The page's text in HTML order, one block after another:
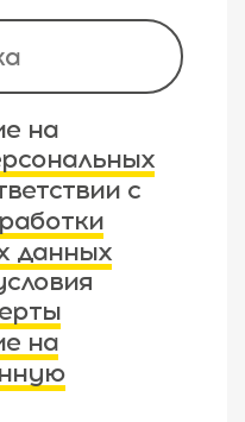
на
с
данных
на